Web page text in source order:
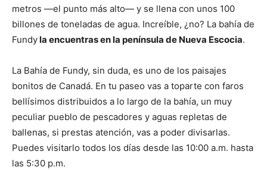
metros —el punto más alto— y se llena con unos 100
billones de toneladas de agua. Increíble, ¿no? La bahía de
Fundyla encuentras en la península de Nueva Escocia.
La Bahía de Fundy, sin duda, es uno de los paisajes
bonitos de Canadá. En tu paseo vas a toparte con faros
bellísimos distribuidos a lo largo de la bahía, un muy
peculiar pueblo de pescadores y aguas repletas de
ballenas, si prestas atención, vas a poder divisarlas.
Puedes visitarlo todos los días desde las 10:00 a.m. hasta
las 5:30 p.m.